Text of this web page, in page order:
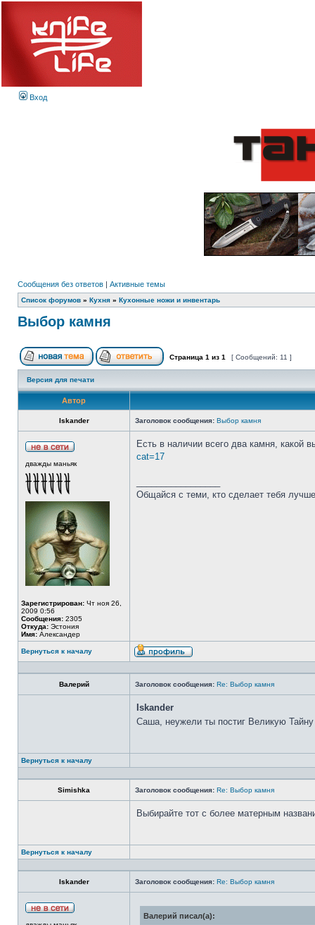
Вход
Сообщения без ответов | Активные темы
Список форумов » Кухня » Кухонные ножи и инвентарь
Выбор камня
Страница 1 из 1 [ Сообщений: 11 ]
Версия для печати
Автор
Iskander Заголовок сообщения: Выбор камня
дважды маньяк
Зарегистрирован: Чт ноя 26,
2009 0:56
Сообщения: 2305
Откуда: Эстония
Имя: Александер
Есть в наличии всего два камня, какой
cat=17
Общайся с теми, кто сделает тебя
Вернуться к началу
Валерий Заголовок сообщения: Re: Выбор камня
Iskander
Саша, неужели ты постиг Великую
Вернуться к началу
Simishka Заголовок сообщения: Re: Выбор камня
Выбирайте тот с более матерным
Вернуться к началу
Iskander Заголовок сообщения: Re: Выбор камня
Валерий писал(а):